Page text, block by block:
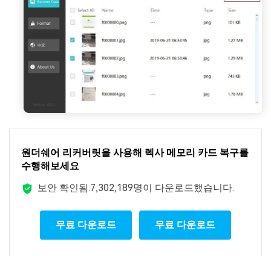
원더쉐어 리커버릿을 사용해 렉사 메모리 카드 복구를
수행해보세요
보안 확인됨.7,302,189명이 다운로드했습니다.
무료 다운로드 무료 다운로드